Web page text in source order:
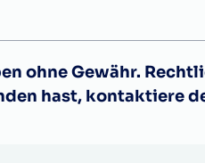
ohne Gewähr.
hast, kontaktiere